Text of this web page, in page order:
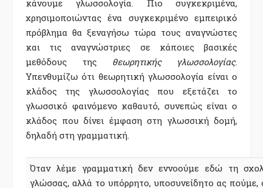
κάνουμε γλωσσολογία. Πιο συγκεκριμένα,
χρησιμοποιώντας ένα συγκεκριμένο εμπειρικό
πρόβλημα θα ξεναγήσω τώρα τους αναγνώστες
και τις αναγνώστριες σε κάποιες βασικές
μεθόδους της θεωρητικής γλωσσολογίας.
Υπενθυμίζω ότι θεωρητική γλωσσολογία είναι ο
κλάδος της γλωσσολογίας που εξετάζει το
γλωσσικό φαινόμενο καθαυτό, συνεπώς είναι ο
κλάδος που δίνει έμφαση στη γλωσσική δομή,
δηλαδή στη γραμματική.
Όταν λέμε γραμματική δεν εννοούμε εδώ τη
γλώσσας, αλλά το υπόρρητο, υποσυνείδητο ας